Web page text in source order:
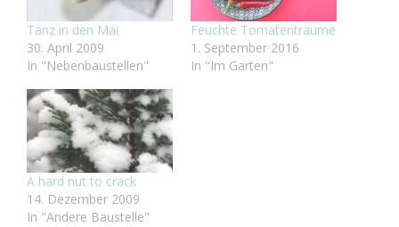
Tanz in den Mai
30. April 2009
In "Nebenbaustellen"
Feuchte Tomatenträume
1. September 2016
In "Im Garten"
A hard nut to crack
14. Dezember 2009
In "Andere Baustelle"